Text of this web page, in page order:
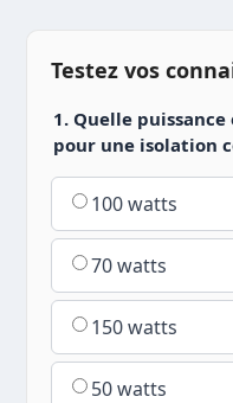
Testez vos
1. Quelle
pour une isolation
100 watts
70 watts
150 watts
50 watts